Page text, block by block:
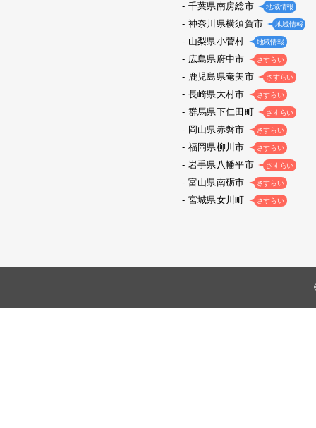
千葉県南房総市 地域情報
神奈川県横須賀市 地域情報
山梨県小菅村 地域情報
広島県府中市 さすらい
鹿児島県奄美市 さすらい
長崎県大村市 さすらい
群馬県下仁田町 さすらい
岡山県赤磐市 さすらい
福岡県柳川市 さすらい
岩手県八幡平市 さすらい
富山県南砺市 さすらい
宮城県女川町 さすらい